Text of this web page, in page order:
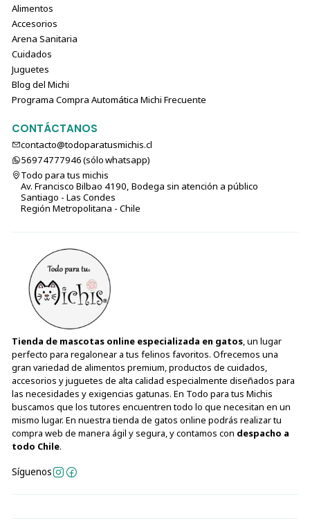
Alimentos
Accesorios
Arena Sanitaria
Cuidados
Juguetes
Blog del Michi
Programa Compra Automática Michi Frecuente
CONTÁCTANOS
contacto@todoparatusmichis.cl
56974777946 (sólo⁣⁣⁣⁣⁣​​​​​​​​​​​​​​​ whatsapp)
Todo para tus michis
Av. Francisco Bilbao 4190, Bodega sin atención a público
Santiago - Las Condes
Región Metropolitana - Chile
Tienda de mascotas online especializada en gatos, un lugar
perfecto para regalonear a tus felinos favoritos. Ofrecemos una
gran variedad de alimentos premium, productos de cuidados,
accesorios y juguetes de alta calidad especialmente diseñados para
las necesidades y exigencias gatunas. En Todo para tus Michis
buscamos que los tutores encuentren todo lo que necesitan en un
mismo lugar. En nuestra tienda de gatos online podrás realizar tu
compra web de manera ágil y segura, y contamos con despacho a
todo Chile.
Síguenos